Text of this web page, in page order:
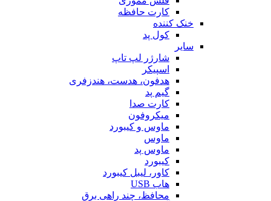
کارت حافظه
خنک کننده
کول پد
سایر
شارژر لپ تاپ
اسپیکر
هدفون، هدست، هندزفری
گیم پد
کارت صدا
میکروفون
ماوس و کیبورد
ماوس
ماوس پد
کیبورد
کاور، لیبل کیبورد
هاب USB
محافظ، چند راهی برق